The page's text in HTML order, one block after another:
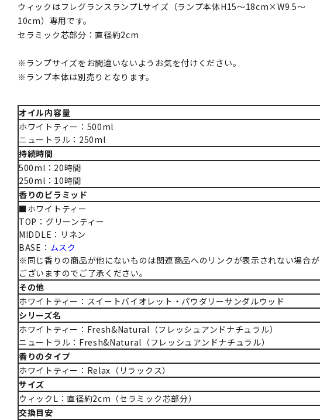
ウィックはフレグランスランプLサイズ（ランプ本体H15～18cm×W9.5～
10cm）専用です。
セラミック芯部分：直径約2cm
※ランプサイズをお間違いないようお気を付けください。
※ランプ本体は別売りとなります。
オイル内容量
ホワイトティー：500ml
ニュートラル：250ml
持続時間
500ml：20時間
250ml：10時間
香りのピラミッド
■ホワイトティー
TOP：グリーンティー
MIDDLE：リネン
BASE： ムスク
※同じ香りの商品が他にないものは関連商品へのリンクが表示されない場合が
ございますのでご了承ください。
その他
ホワイトティー：スイートバイオレット・パウダリーサンダルウッド
シリーズ名
ホワイトティー：Fresh&Natural（フレッシュアンドナチュラル）
ニュートラル：Fresh&Natural（フレッシュアンドナチュラル）
香りのタイプ
ホワイトティー：Relax（リラックス）
サイズ
ウィックL：直径約2cm（セラミック芯部分）
交換目安